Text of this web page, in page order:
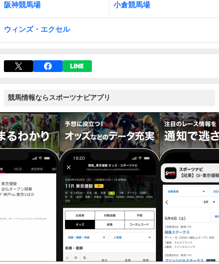
阪神競馬場 小倉競馬場
ウィンズ・エクセル
競馬情報ならスポーツナビアプリ